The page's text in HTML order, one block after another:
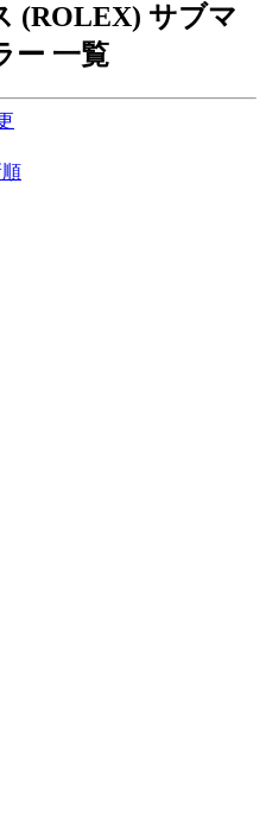
(ROLEX) サブマ
ー 一覧